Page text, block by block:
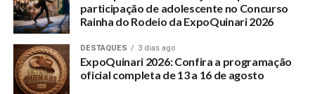
participação de adolescente no Concurso
Rainha do Rodeio da ExpoQuinari 2026
DESTAQUES 3 dias ago
ExpoQuinari 2026: Confira a programação
oficial completa de 13 a 16 de agosto